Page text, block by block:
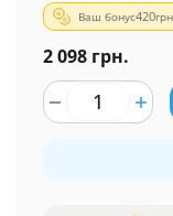
Ваш бонус420
2 098 грн.